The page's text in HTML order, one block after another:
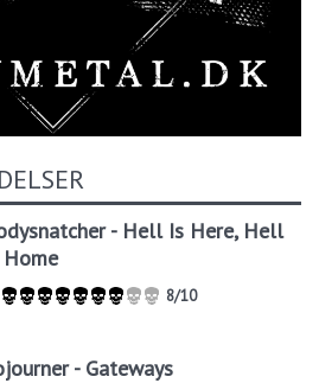
- Hell Is Here, Hell
Home
8/10
- Gateways